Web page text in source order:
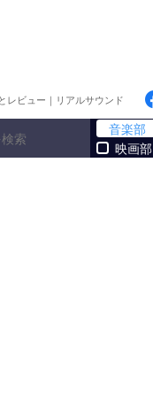
レビュー｜リアルサウンド
音楽部
映画部